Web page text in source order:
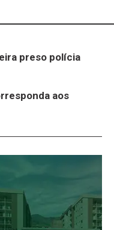
preso polícia
aos